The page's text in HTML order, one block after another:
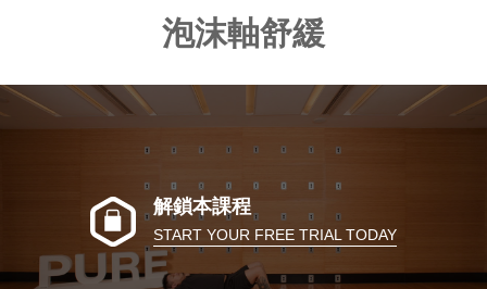
泡沫軸舒緩
解鎖本課程
START YOUR FREE TRIAL TODAY